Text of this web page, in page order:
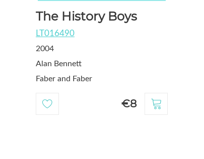
The History Boys
LT016490
2004
Alan Bennett
Faber and Faber
€8